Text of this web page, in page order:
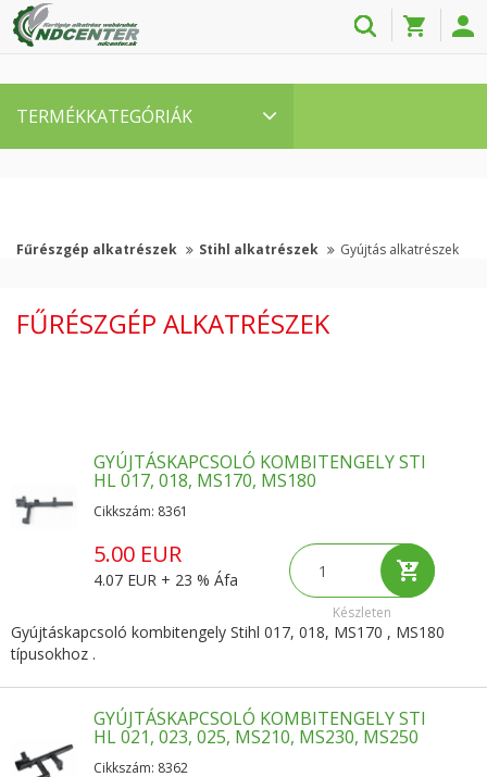
TERMÉKKATEGÓRIÁK
Fűrészgép alkatrészek Stihl alkatrészek Gyújtás alkatrészek
FŰRÉSZGÉP ALKATRÉSZEK
GYÚJTÁSKAPCSOLÓ KOMBITENGELY STI
HL 017, 018, MS170, MS180
Cikkszám: 8361
5.00 EUR
4.07 EUR + 23 % Áfa
Készleten
Gyújtáskapcsoló kombitengely Stihl 017, 018, MS170 , MS180
típusokhoz .
GYÚJTÁSKAPCSOLÓ KOMBITENGELY STI
HL 021, 023, 025, MS210, MS230, MS250
Cikkszám: 8362